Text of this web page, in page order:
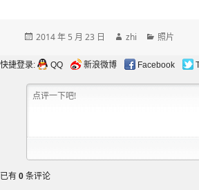
发
于
2014 年 5 月 23 日
作
zhi
分
照片
快捷登录: QQ 新浪微博 Facebook
已有 0 条评论